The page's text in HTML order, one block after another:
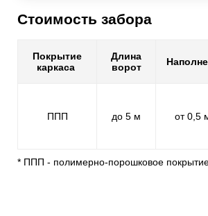
Стоимость забора
Покрытие
каркаса
Длина
ворот
ППП до 5 м от 0,5
* ППП - полимерно-порошковое